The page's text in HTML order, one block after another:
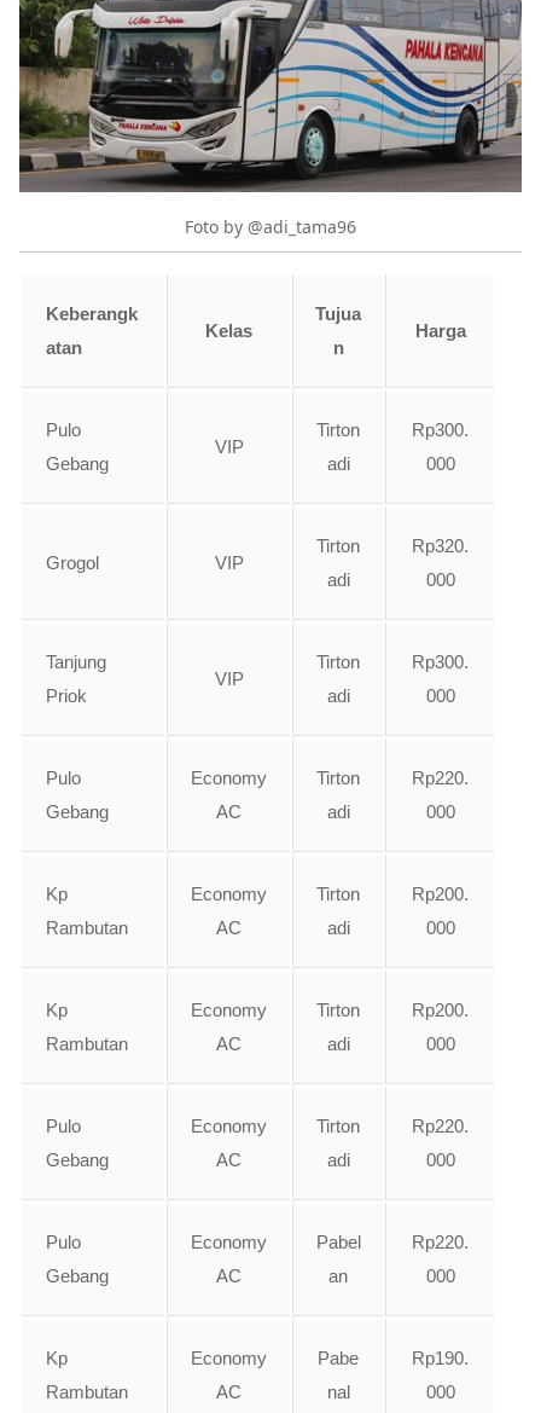
Foto by @adi_tama96
Keberangk
atan
Kelas
Tujua
n
Harga
Pulo
Gebang
VIP
Tirton
adi
Rp300.
000
Grogol VIP
Tirton
adi
Rp320.
000
Tanjung
Priok
VIP
Tirton
adi
Rp300.
000
Pulo
Gebang
Economy
AC
Tirton
adi
Rp220.
000
Kp
Rambutan
Economy
AC
Tirton
adi
Rp200.
000
Kp
Rambutan
Economy
AC
Tirton
adi
Rp200.
000
Pulo
Gebang
Economy
AC
Tirton
adi
Rp220.
000
Pulo
Gebang
Economy
AC
Pabel
an
Rp220.
000
Kp
Rambutan
Economy
AC
Pabe
nal
Rp190.
000